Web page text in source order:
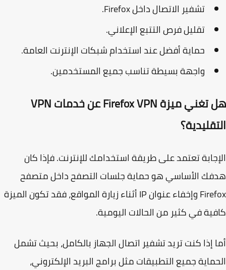
تشفير الاتصال داخل Firefox.
تقليل فرص التتبع الإعلاني.
حماية أفضل عند استخدام شبكات الإنترنت العامة.
واجهة بسيطة تناسب جميع المستخدمين.
هل تغني ميزة Firefox VPN عن خدمات VPN
تعتمد على طريقة استخدامك للإنترنت. فإذا كان
الأساسي هو حماية جلسات التصفح داخل متصفح
Firefox وإخفاء عنوان IP أثناء زيارة المواقع، فقد تكون الميزة
في كثير من الحالات اليومية.
إذا كنت تريد تشفير اتصال الجهاز بالكامل، بحيث تشمل
جميع التطبيقات مثل برامج البريد الإلكتروني،